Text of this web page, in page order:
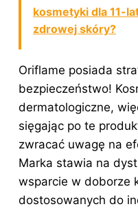
kosmetyki dla 11-
zdrowej skóry?
Oriflame posiada
bezpieczeństwo!
dermatologiczne,
sięgając po te
zwracać uwagę na
Marka stawia na
wsparcie w doborze
dostosowanych do